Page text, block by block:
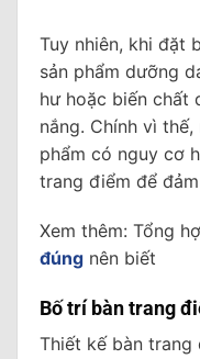
Tuy nhiên, khi đặt
sản phẩm dưỡng
hư hoặc biến chất
nắng. Chính vì
phẩm có nguy cơ
trang điểm để
Xem thêm: Tổng
đúng nên biết
Bố trí bàn trang
Thiết kế bàn trang